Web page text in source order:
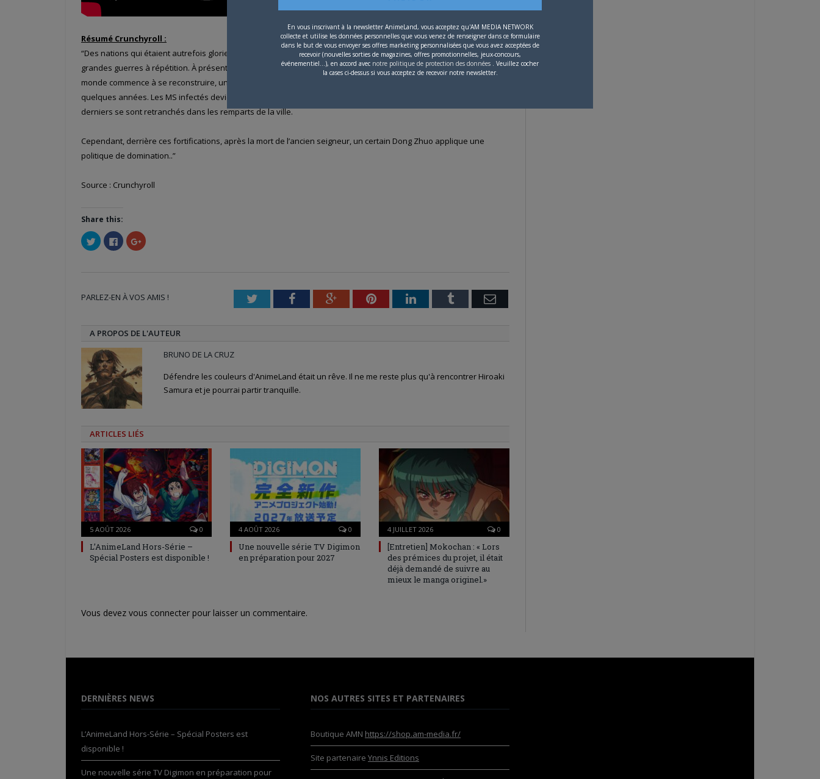
Résumé Crunchyroll :
“Des nations qui étaient autrefois glorieuses et orgueilleuses sont désormais en ruines après avoir subi de
grandes guerres à répétition. À présent, ces territoires sont recouverts de montagnes d’épaves. Tandis que ce
monde commence à se reconstruire, un mystérieux virus appelé l’agent jaune se répand sur le pays depuis
quelques années. Les MS infectés deviennent fous et s’attaquent alors aux autres. Afin de se protéger, ces
derniers se sont retranchés dans les remparts de la ville.
Cependant, derrière ces fortifications, après la mort de l’ancien seigneur, un certain Dong Zhuo applique une
politique de domination..”
Source : Crunchyroll
Share this:
Cliquez
pour
partager
fenêtre)
Cliquez
pour
partager
fenêtre)
Cliquez
pour
nouvelle
PARLEZ-EN À VOS AMIS ! TwitterFacebookGoogle+PinterestLinkedInTumblr Email
A PROPOS DE L'AUTEUR
BRUNO DE LA CRUZ
Défendre les couleurs d'AnimeLand était un rêve. Il ne me reste plus qu'à rencontrer Hiroaki
Samura et je pourrai partir tranquille.
ARTICLES LIÉS
5 AOÛT 2026 0
L’AnimeLand Hors-Série –
Spécial Posters est disponible !
4 AOÛT 2026 0
Une nouvelle série TV Digimon
en préparation pour 2027
4 JUILLET 2026 0
[Entretien] Mokochan : « Lors
des prémices du projet, il était
déjà demandé de suivre au
mieux le manga originel.»
Vous devez vous connecter pour laisser un commentaire.
DERNIÈRES NEWS
L’AnimeLand Hors-Série – Spécial Posters est
disponible !
Une nouvelle série TV Digimon en préparation pour
NOS AUTRES SITES ET PARTENAIRES
Boutique AMN https://shop.am-media.fr/
Site partenaire Ynnis Editions
En vous inscrivant à la newsletter AnimeLand, vous acceptez qu'AM MEDIA NETWORK
collecte et utilise les données personnelles que vous venez de renseigner dans ce formulaire
dans le but de vous envoyer ses offres marketing personnalisées que vous avez acceptées de
recevoir (nouvelles sorties de magazines, offres promotionnelles, jeux-concours,
événementiel...), en accord avec notre politique de protection des données . Veuillez cocher
la cases ci-dessus si vous acceptez de recevoir notre newsletter.